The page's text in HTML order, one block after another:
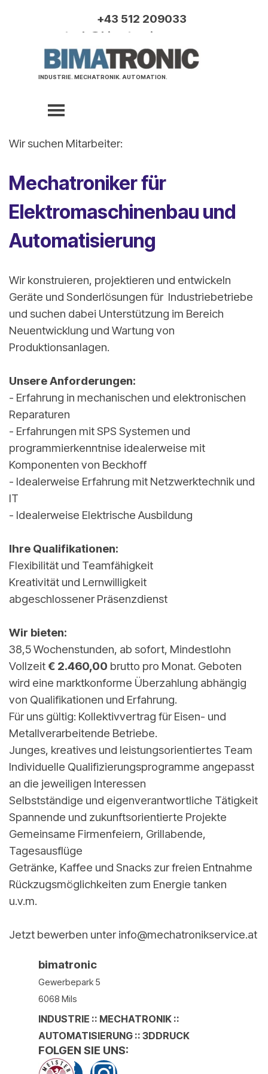
Menü überspringen
INDUSTRIE. MECHATRONIK. AUTOMATION.
+43 512 209033
tech@bimatronic.com
Wir suchen Mitarbeiter:
Mechatroniker für
Elektromaschinenbau und
Automatisierung
Wir konstruieren, projektieren und entwickeln
Geräte und Sonderlösungen für Industriebetriebe
und suchen dabei Unterstützung im Bereich
Neuentwicklung und Wartung von
Produktionsanlagen.
Unsere Anforderungen:
- Erfahrung in mechanischen und elektronischen
Reparaturen
- Erfahrungen mit SPS Systemen und
programmierkenntnise idealerweise mit
Komponenten von Beckhoff
- Idealerweise Erfahrung mit Netzwerktechnik und
IT
- Idealerweise Elektrische Ausbildung
Ihre Qualifikationen:
Flexibilität und Teamfähigkeit
Kreativität und Lernwilligkeit
abgeschlossener Präsenzdienst
Wir bieten:
38,5 Wochenstunden, ab sofort, Mindestlohn
Vollzeit€ 2.460,00 brutto pro Monat. Geboten
wird eine marktkonforme Überzahlung abhängig
von Qualifikationen und Erfahrung.
Für uns gültig: Kollektivvertrag für Eisen- und
Metallverarbeitende Betriebe.
Junges, kreatives und leistungsorientiertes Team
Individuelle Qualifizierungsprogramme angepasst
an die jeweiligen Interessen
Selbstständige und eigenverantwortliche Tätigkeit
Spannende und zukunftsorientierte Projekte
Gemeinsame Firmenfeiern, Grillabende,
Tagesausflüge
Getränke, Kaffee und Snacks zur freien Entnahme
Rückzugsmöglichkeiten zum Energie tanken
u.v.m.
Jetzt bewerben unter info@mechatronikservice.at
bimatronic
Gewerbepark 5
6068 Mils
TIROL
INDUSTRIE :: MECHATRONIK ::
AUTOMATISIERUNG :: 3DDRUCK
0043512209033
tech@bimatronic.com
FOLGEN SIE UNS: